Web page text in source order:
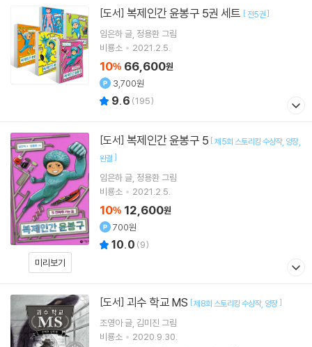
[도서] 복제인간 윤봉구 5권 세트 [ 전5권]
임은하글 정용환그림
비룡소
2021.2.5.
10% 66,600원
3,700원
9.6 (195)
미리보기
[도서] 복제인간 윤봉구 5 [제5회 스토리킹 수상작 양장
완결 ]
임은하글 정용환그림
비룡소
2021.2.5.
10% 12,600원
700원
10.0 (9)
[도서] 괴수 학교 MS [제8회 스토리킹 수상작 양장]
조영아글 김미진 그림
비룡소
2020.9.30.